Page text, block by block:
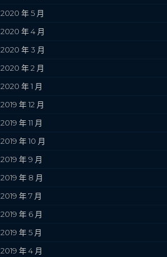
2020 年 5 月
2020 年 4 月
2020 年 3 月
2020 年 2 月
2020 年 1 月
2019 年 12 月
2019 年 11 月
2019 年 10 月
2019 年 9 月
2019 年 8 月
2019 年 7 月
2019 年 6 月
2019 年 5 月
2019 年 4 月